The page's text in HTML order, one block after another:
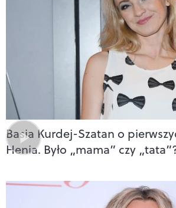
Basia Kurdej-Szatan o
Henia. Było „mama” czy